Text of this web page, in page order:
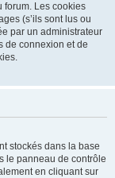
forum. Les cookies
(s’ils sont lus ou
par un administrateur
de connexion et de
stockés dans la base
le panneau de contrôle
en cliquant sur